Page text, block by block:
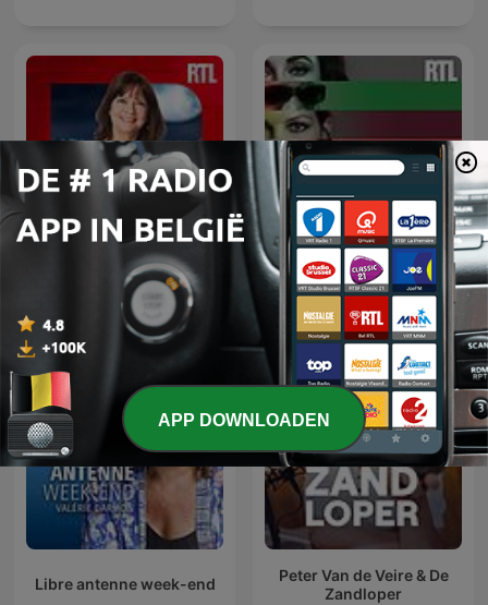
Parlons-nous Confidentiel
Libre antenne week-end
Peter Van de Veire & De
Zandloper
APP DOWNLOADEN